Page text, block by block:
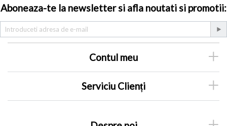
Aboneaza-te la newsletter si afla noutati si promotii:
Contul meu
Serviciu Clienți